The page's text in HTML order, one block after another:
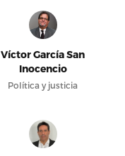
Víctor García San
Inocencio
Política y justicia